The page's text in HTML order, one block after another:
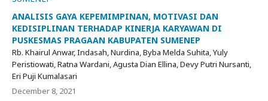
ANALISIS GAYA KEPEMIMPINAN, MOTIVASI DAN
KEDISIPLINAN TERHADAP KINERJA KARYAWAN DI
PUSKESMAS PRAGAAN KABUPATEN SUMENEP
Rb. Khairul Anwar, Indasah, Nurdina, Byba Melda Suhita, Yuly
Peristiowati, Ratna Wardani, Agusta Dian Ellina, Devy Putri Nursanti,
Eri Puji Kumalasari
December 8, 2021